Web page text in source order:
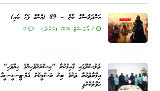
އަންދަލުސްގެ ބާޒު – 89 (އެންމެ ފަހު ބައި)
7 އޯގަސްޓް 2026 (ހުކުރު) 0
ތުލުސްދޫގައި ގާއިމުކުރާ "އިސްރަށްވެހިންގެ ހިޔާވަހި"
އިމާރާތްކުރާ ތަނުގެ ބިން ރަސްމީކޮށް އެމް.ޓީ.ސީ.ސީއާ
ހަވާލުކޮށްފި